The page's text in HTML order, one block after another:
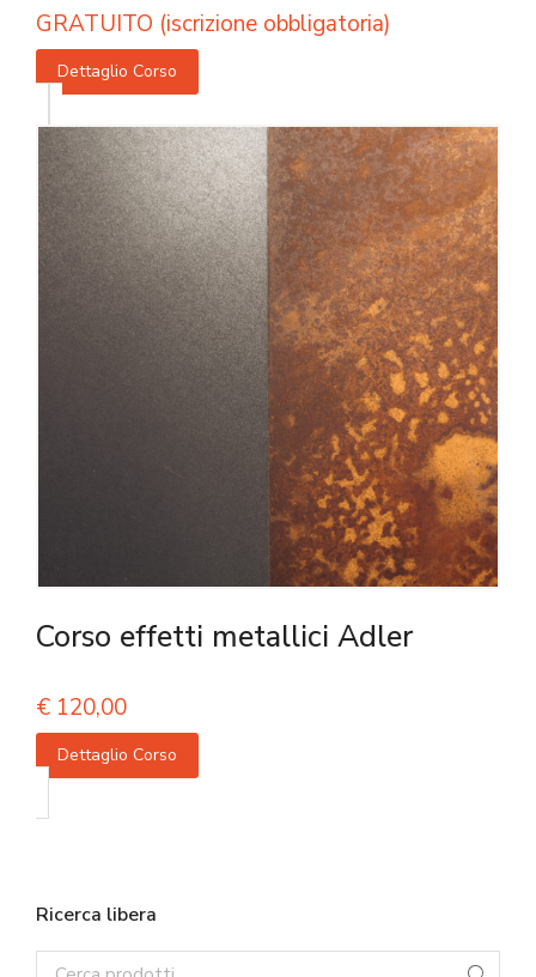
GRATUITO (iscrizione obbligatoria)
Dettaglio Corso
Corso effetti metallici Adler
€ 120,00
Dettaglio Corso
Ricerca libera